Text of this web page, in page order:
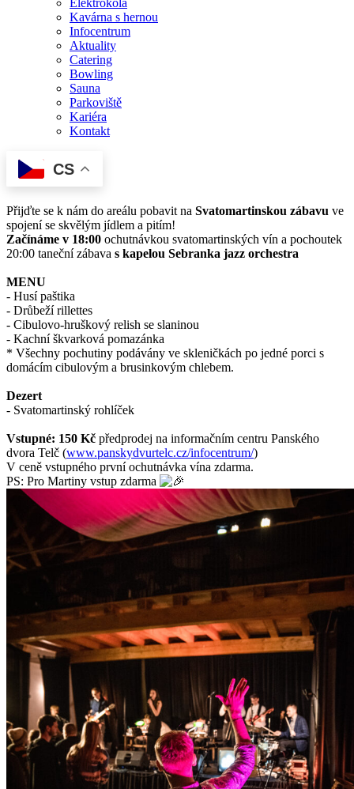
Elektrokola
Kavárna s hernou
Infocentrum
Aktuality
Catering
Bowling
Sauna
Parkoviště
Kariéra
Kontakt
CS
Přijďte se k nám do areálu pobavit na Svatomartinskou zábavu ve
spojení se skvělým jídlem a pitím!
Začínáme v 18:00 ochutnávkou svatomartinských vín a pochoutek
20:00 taneční zábava s kapelou Sebranka jazz orchestra
MENU
- Husí paštika
- Drůbeží rillettes
- Cibulovo-hruškový relish se slaninou
- Kachní škvarková pomazánka
* Všechny pochutiny podávány ve skleničkách po jedné porci s
domácím cibulovým a brusinkovým chlebem.
Dezert
- Svatomartinský rohlíček
Vstupné: 150 Kč předprodej na informačním centru Panského
dvora Telč (www.panskydvurtelc.cz/infocentrum/)
V ceně vstupného první ochutnávka vína zdarma.
PS: Pro Martiny vstup zdarma